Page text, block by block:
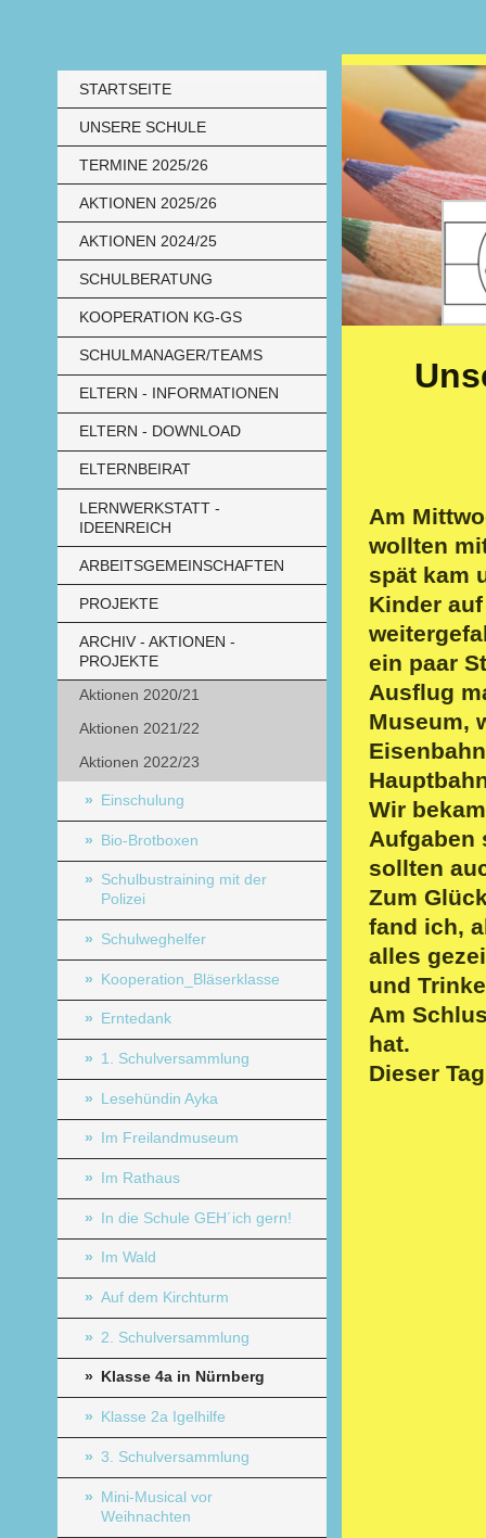
Am
wollten
spät kam
Kinder
ein paar
Ausflug
Museum,
Wir
Aufgaben
sollten
Zum
fand ich,
alles
und
Am
hat.
STARTSEITE
UNSERE SCHULE
TERMINE 2025/26
AKTIONEN 2025/26
AKTIONEN 2024/25
SCHULBERATUNG
KOOPERATION KG-GS
SCHULMANAGER/TEAMS
ELTERN - INFORMATIONEN
ELTERN - DOWNLOAD
ELTERNBEIRAT
LERNWERKSTATT -
IDEENREICH
ARBEITSGEMEINSCHAFTEN
PROJEKTE
ARCHIV - AKTIONEN -
PROJEKTE
Aktionen 2020/21
Aktionen 2021/22
Aktionen 2022/23
Einschulung
Bio-Brotboxen
Schulbustraining mit der
Polizei
Schulweghelfer
Kooperation_Bläserklasse
Erntedank
1. Schulversammlung
Lesehündin Ayka
Im Freilandmuseum
Im Rathaus
In die Schule GEH´ich gern!
Im Wald
Auf dem Kirchturm
2. Schulversammlung
Klasse 4a in Nürnberg
Klasse 2a Igelhilfe
3. Schulversammlung
Mini-Musical vor
Weihnachten